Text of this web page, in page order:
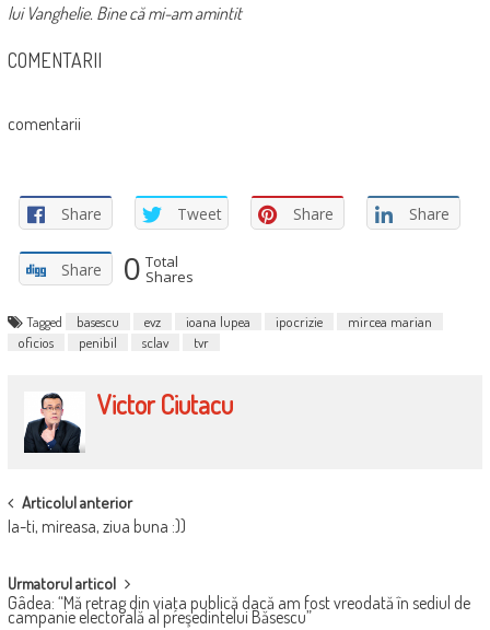
lui Vanghelie. Bine că mi-am amintit
COMENTARII
comentarii
Share Tweet Share Share
Share 0 Total
Shares
Tagged basescu evz ioana lupea ipocrizie
mircea marian
oficios
penibil sclav tvr
Victor Ciutacu
POST
NAVIGATION
Articolul anterior
Ia-ti, mireasa, ziua buna :))
Urmatorul articol
Gâdea: “Mă retrag din viaţa publică dacă am fost vreodată în sediul de
campanie electorală al preşedintelui Băsescu”